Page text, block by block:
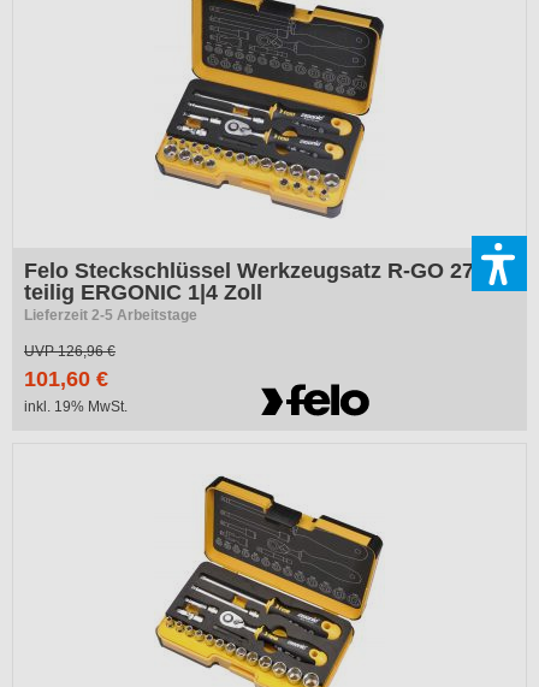
Felo Steckschlüssel Werkzeugsatz R-GO 27-
teilig ERGONIC 1|4 Zoll
Lieferzeit 2-5 Arbeitstage
UVP126,96 €
101,60 €
inkl. 19% MwSt.